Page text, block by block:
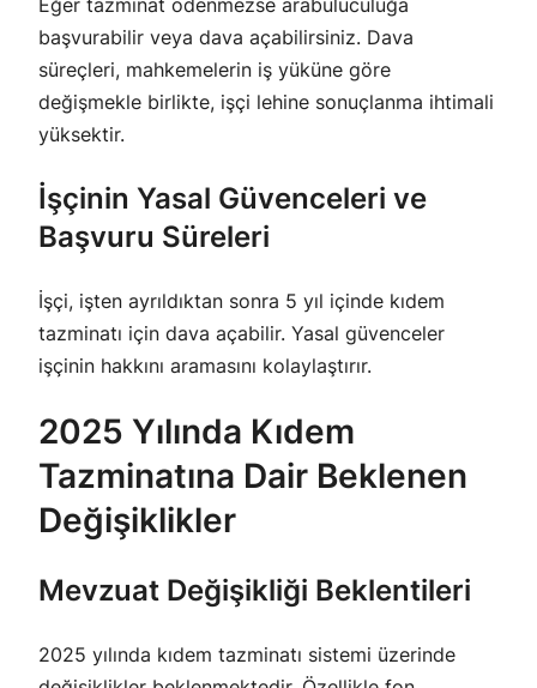
Eğer tazminat ödenmezse arabuluculuğa
başvurabilir veya dava açabilirsiniz. Dava
süreçleri, mahkemelerin iş yüküne göre
değişmekle birlikte, işçi lehine sonuçlanma ihtimali
yüksektir.
İşçinin Yasal Güvenceleri ve
Başvuru Süreleri
İşçi, işten ayrıldıktan sonra 5 yıl içinde kıdem
tazminatı için dava açabilir. Yasal güvenceler
işçinin hakkını aramasını kolaylaştırır.
2025 Yılında Kıdem
Tazminatına Dair Beklenen
Değişiklikler
Mevzuat Değişikliği Beklentileri
2025 yılında kıdem tazminatı sistemi üzerinde